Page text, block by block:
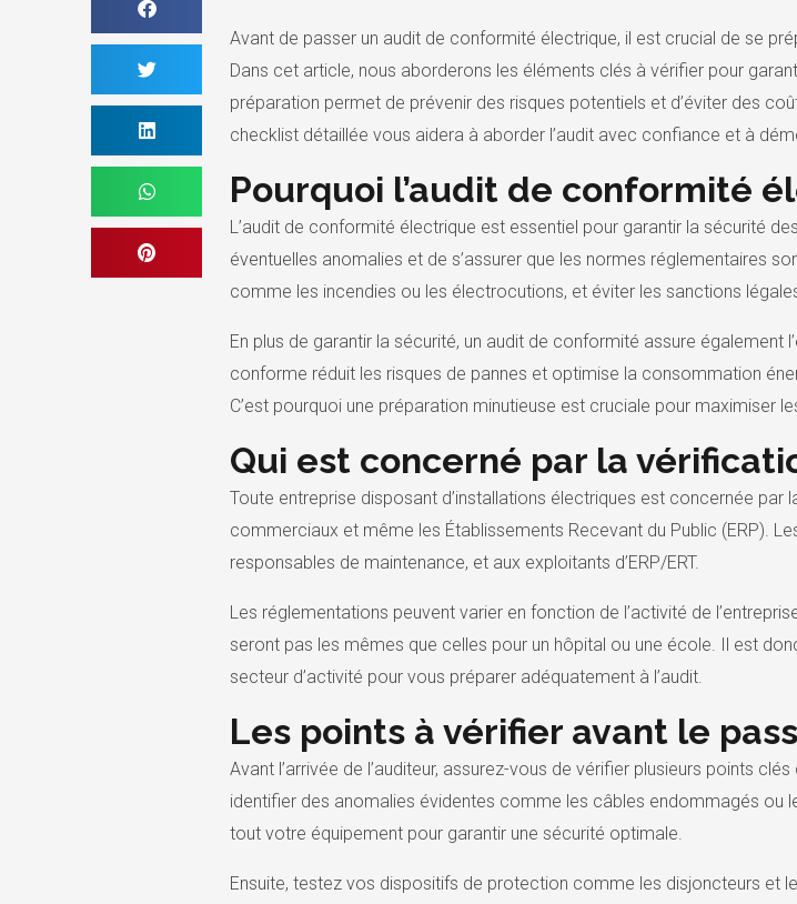
Avant de passer un audit de conformité électrique, il est crucial de se
Dans cet article, nous aborderons les éléments clés à vérifier pour
préparation permet de prévenir des risques potentiels et d’éviter des
checklist détaillée vous aidera à aborder l’audit avec confiance et à
Pourquoi l’audit de conformité
L’audit de conformité électrique est essentiel pour garantir la sécurité
éventuelles anomalies et de s’assurer que les normes réglementaires
comme les incendies ou les électrocutions, et éviter les sanctions
En plus de garantir la sécurité, un audit de conformité assure
conforme réduit les risques de pannes et optimise la consommation
C’est pourquoi une préparation minutieuse est cruciale pour maximiser
Qui est concerné par la
Toute entreprise disposant d’installations électriques est concernée
commerciaux et même les Établissements Recevant du Public (ERP).
responsables de maintenance, et aux exploitants d’ERP/ERT.
Les réglementations peuvent varier en fonction de l’activité de
seront pas les mêmes que celles pour un hôpital ou une école. Il est
secteur d’activité pour vous préparer adéquatement à l’audit.
Les points à vérifier avant le
Avant l’arrivée de l’auditeur, assurez-vous de vérifier plusieurs points
identifier des anomalies évidentes comme les câbles endommagés
tout votre équipement pour garantir une sécurité optimale.
Ensuite, testez vos dispositifs de protection comme les disjoncteurs et